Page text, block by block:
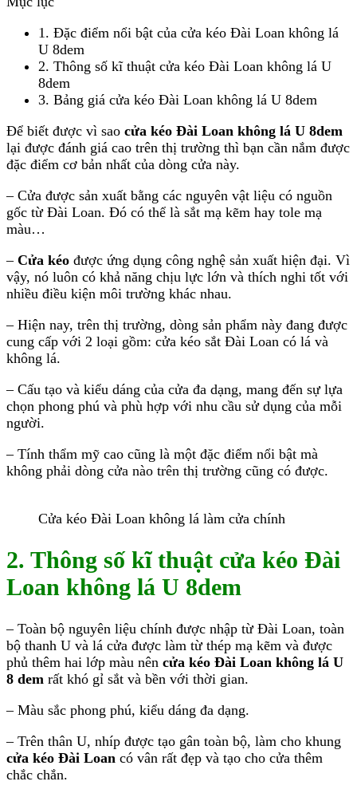
1. Đặc điểm nổi bật của cửa kéo Đài Loan không lá
U 8dem
2. Thông số kĩ thuật cửa kéo Đài Loan không lá U
8dem
3. Bảng giá cửa kéo Đài Loan không lá U 8dem
Để biết được vì sao cửa kéo Đài Loan không lá U 8dem
lại được đánh giá cao trên thị trường thì bạn cần nắm được
đặc điểm cơ bản nhất của dòng cửa này.
– Cửa được sản xuất bằng các nguyên vật liệu có nguồn
gốc từ Đài Loan. Đó có thể là sắt mạ kẽm hay tole mạ
màu…
– Cửa kéo được ứng dụng công nghệ sản xuất hiện đại. Vì
vậy, nó luôn có khả năng chịu lực lớn và thích nghi tốt với
nhiều điều kiện môi trường khác nhau.
– Hiện nay, trên thị trường, dòng sản phẩm này đang được
cung cấp với 2 loại gồm: cửa kéo sắt Đài Loan có lá và
không lá.
– Cấu tạo và kiểu dáng của cửa đa dạng, mang đến sự lựa
chọn phong phú và phù hợp với nhu cầu sử dụng của mỗi
người.
– Tính thẩm mỹ cao cũng là một đặc điểm nổi bật mà
không phải dòng cửa nào trên thị trường cũng có được.
Cửa kéo Đài Loan không lá làm cửa chính
2. Thông số kĩ thuật cửa kéo Đài
Loan không lá U 8dem
– Toàn bộ nguyên liệu chính được nhập từ Đài Loan, toàn
bộ thanh U và lá cửa được làm từ thép mạ kẽm và được
phủ thêm hai lớp màu nên cửa kéo Đài Loan không lá U
8 dem rất khó gỉ sắt và bền với thời gian.
– Màu sắc phong phú, kiểu dáng đa dạng.
– Trên thân U, nhíp được tạo gân toàn bộ, làm cho khung
cửa kéo Đài Loan có vân rất đẹp và tạo cho cửa thêm
chắc chắn.